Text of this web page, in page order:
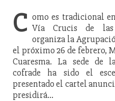
C omo es tradicional
Vía Crucis de las
organiza la
el próximo 26 de febrero,
Cuaresma. La sede de
cofrade ha sido el
presentado el cartel
presidirá…